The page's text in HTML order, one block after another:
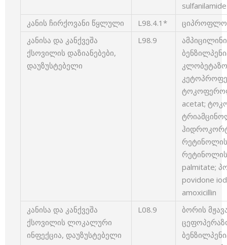
sulfanilamide
კანის ჩირქოვანი წყლული
L98.4.1*
კანისა და კანქვეშა
ქსოვილის დაზიანებები,
დაუზუსტებელი
L98.9
acetat;
რეტინოლის
palmitate;
povidone
amoxicillin
კანისა და კანქვეშა
ქსოვილის ლოკალური
ინფექცია, დაუზუსტებელი
L08.9
ბორის